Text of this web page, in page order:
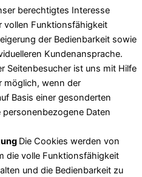
berechtigtes Interesse
vollen Funktionsfähigkeit
der Bedienbarkeit sowie
Kundenansprache.
Seitenbesucher ist uns mit Hilfe
möglich, wenn der
Basis einer gesonderten
Daten
Die Cookies werden von
die volle Funktionsfähigkeit
und die Bedienbarkeit zu